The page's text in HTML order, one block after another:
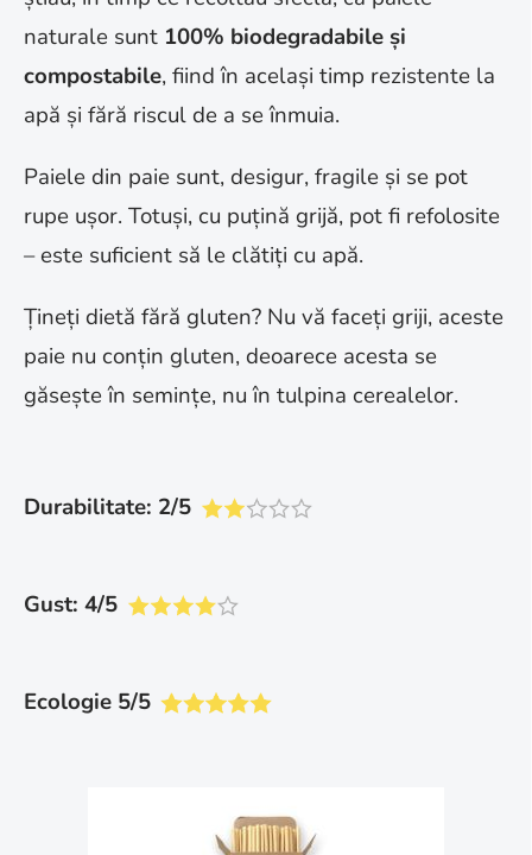
naturale sunt 100% biodegradabile și
compostabile, fiind în același timp rezistente la
apă și fără riscul de a se înmuia.
Paiele din paie sunt, desigur, fragile și se pot
rupe ușor. Totuși, cu puțină grijă, pot fi refolosite
– este suficient să le clătiți cu apă.
Țineți dietă fără gluten? Nu vă faceți griji, aceste
paie nu conțin gluten, deoarece acesta se
găsește în semințe, nu în tulpina cerealelor.
Durabilitate: 2/5
Gust: 4/5
Ecologie 5/5